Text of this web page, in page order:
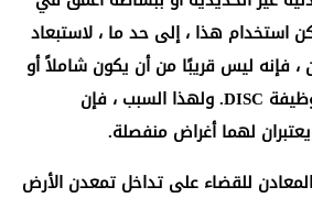
استخدام هذا ، إلى حد ما ، لاستبعاد
، فإنه ليس قريبًا من أن يكون شاملاً أو
سهل الاستخدام مثل وظيفة DISC. ولهذا السبب ، فإن
لهما أغراض منفصلة.
للقضاء على تداخل تمعدن الأرض